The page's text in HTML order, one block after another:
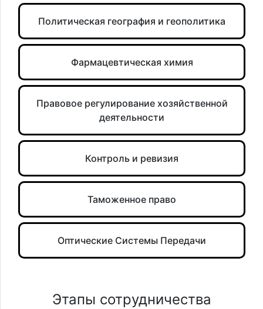
Политическая география и геополитика
Фармацевтическая химия
Правовое регулирование хозяйственной
деятельности
Контроль и ревизия
Таможенное право
Оптические Системы Передачи
Этапы сотрудничества